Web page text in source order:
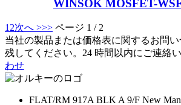
WINSOK MOSFET-
1 2次へ >>> ページ 1 / 2
当社の製品または価格表に関するお問
残してください。24 時間以内にご連絡い
わせ
FLAT/RM 917A BLK A 9/F New